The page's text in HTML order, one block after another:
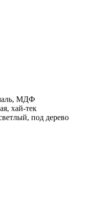
МДФ
хай-тек
под дерево